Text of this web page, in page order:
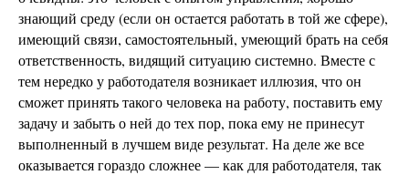
знающий среду (если он остается работать в той же сфере),
имеющий связи, самостоятельный, умеющий брать на себя
ответственность, видящий ситуацию системно. Вместе с
тем нередко у работодателя возникает иллюзия, что он
сможет принять такого человека на работу, поставить ему
задачу и забыть о ней до тех пор, пока ему не принесут
выполненный в лучшем виде результат. На деле же все
оказывается гораздо сложнее — как для работодателя, так